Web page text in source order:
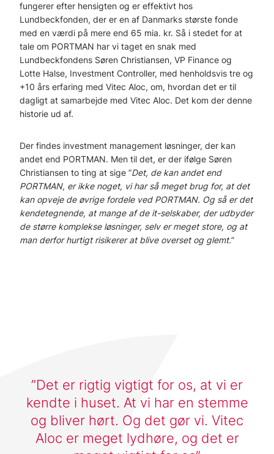
fungerer efter hensigten og er effektivt hos
Lundbeckfonden, der er en af Danmarks største fonde
med en værdi på mere end 65 mia. kr. Så i stedet for at
tale om PORTMAN har vi taget en snak med
Lundbeckfondens Søren Christiansen, VP Finance og
Lotte Halse, Investment Controller, med henholdsvis tre og
+10 års erfaring med Vitec Aloc, om, hvordan det er til
dagligt at samarbejde med Vitec Aloc. Det kom der denne
historie ud af.
Der findes investment management løsninger, der kan
andet end PORTMAN. Men til det, er der ifølge Søren
Christiansen to ting at sige ”Det, de kan andet end
PORTMAN, er ikke noget, vi har så meget brug for, at det
kan opveje de øvrige fordele ved PORTMAN. Og så er det
kendetegnende, at mange af de it-selskaber, der udbyder
de større komplekse løsninger, selv er meget store, og at
man derfor hurtigt risikerer at blive overset og glemt.”
Det er rigtig vigtigt for os, at vi er
kendte i huset. At vi har en stemme
og bliver hørt. Og det gør vi. Vitec
Aloc er meget lydhøre, og det er